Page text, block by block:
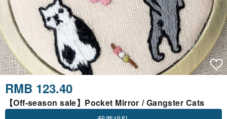
RMB 123.40
【Off-season sale】Pocket Mirror / Gangster Cats